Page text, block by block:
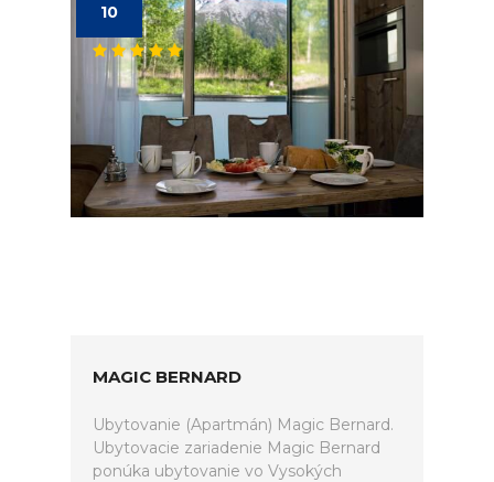
10
MAGIC BERNARD
Ubytovanie (Apartmán) Magic Bernard.
Ubytovacie zariadenie Magic Bernard
ponúka ubytovanie vo Vysokých